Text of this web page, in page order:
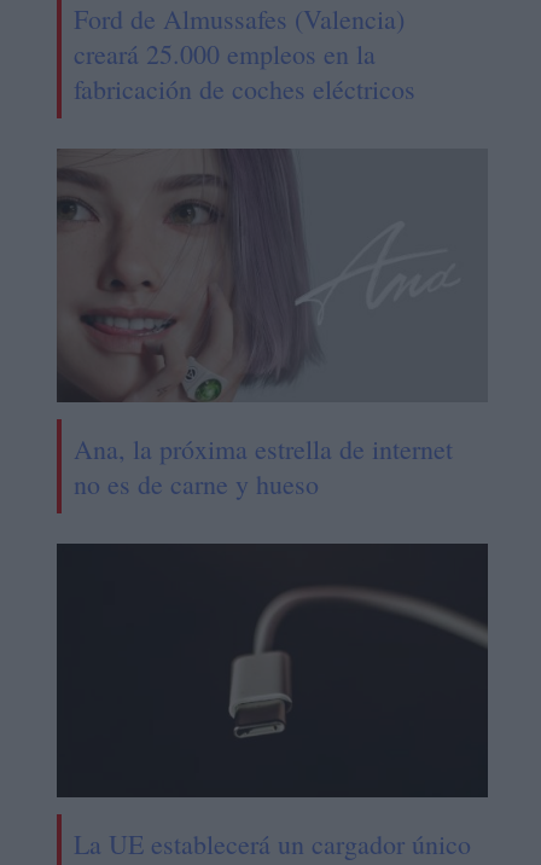
Ford de Almussafes (Valencia)
creará 25.000 empleos en la
fabricación de coches eléctricos
Ana, la próxima estrella de internet
no es de carne y hueso
La UE establecerá un cargador único